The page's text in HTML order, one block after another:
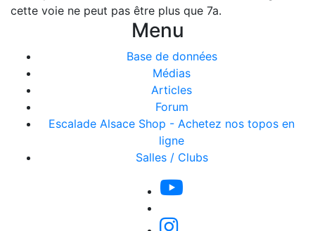
cette voie ne peut pas être plus que 7a.
Menu
Base de données
Médias
Articles
Forum
Escalade Alsace Shop - Achetez nos topos en
ligne
Salles / Clubs